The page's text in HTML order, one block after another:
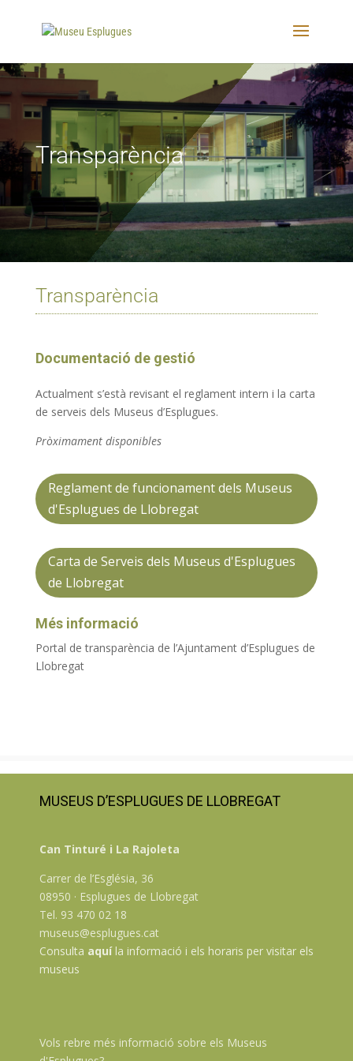
Transparència
Transparència
Documentació de gestió
Actualment s’està revisant el reglament intern i la carta
de serveis dels Museus d’Esplugues.
Pròximament disponibles
Reglament de funcionament dels Museus
d'Esplugues de Llobregat
Carta de Serveis dels Museus d'Esplugues
de Llobregat
Més informació
Portal de transparència de l’Ajuntament d’Esplugues de
Llobregat
MUSEUS D’ESPLUGUES DE LLOBREGAT
Can Tinturé i La Rajoleta
Carrer de l’Església, 36
08950 · Esplugues de Llobregat
Tel. 93 470 02 18
museus@esplugues.cat
Consulta aquíla informació i els horaris per visitar els
museus
Vols rebre més informació sobre els Museus